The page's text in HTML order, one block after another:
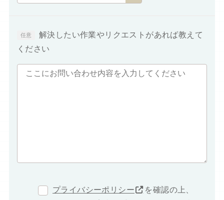
解決したい作業やリクエストがあれば教えて
ください
プライバシーポリシー
を確認の上、